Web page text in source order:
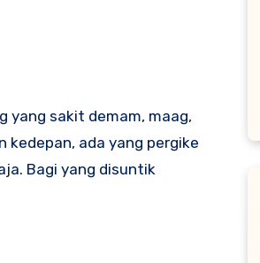
kedepan, ada yang pergike
Bagi yang disuntik